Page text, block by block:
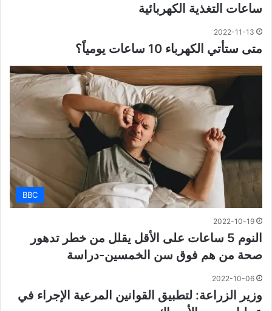
ساعات التغذية الكهربائية
2022-11-13
متى ستأتي الكهرباء 10 ساعات يومياً؟
BBC
2022-10-19
النوم 5 ساعات على الأقل يقلل من خطر تدهور
صحة من هم فوق سن الخمسين-دراسة
2022-10-06
وزير الزراعة: لتطبيق القوانين المرعية الإجراء في